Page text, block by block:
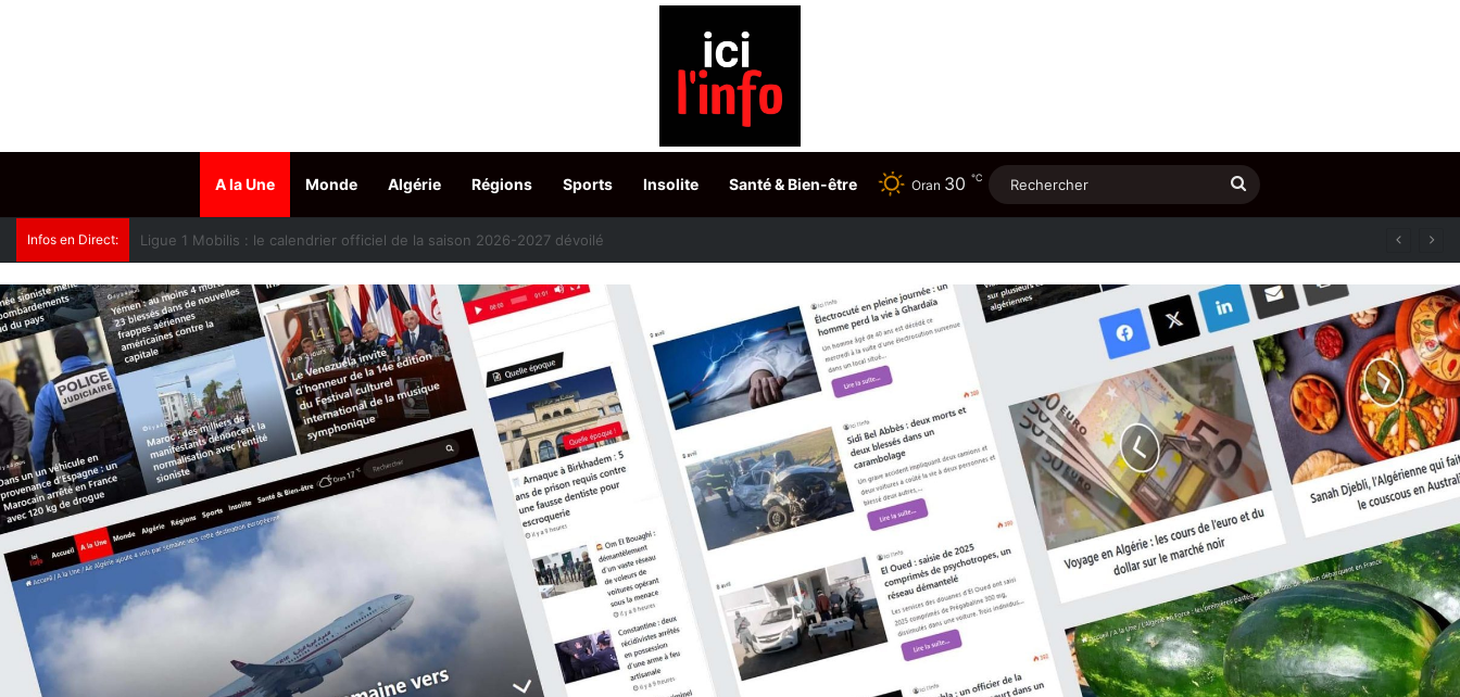
A la Une Monde Algérie Régions Sports Insolite Santé & Bien-être Oran 30 ℃ Rechercher
Infos en Direct: Oued Smar : le cinéma en plein air fait son grand retour